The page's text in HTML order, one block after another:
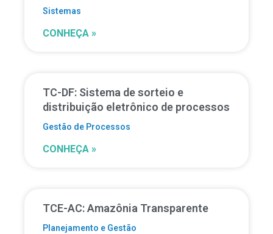
Sistemas
CONHEÇA »
TC-DF: Sistema de sorteio e
distribuição eletrônico de processos
Gestão de Processos
CONHEÇA »
TCE-AC: Amazônia Transparente
Planejamento e Gestão